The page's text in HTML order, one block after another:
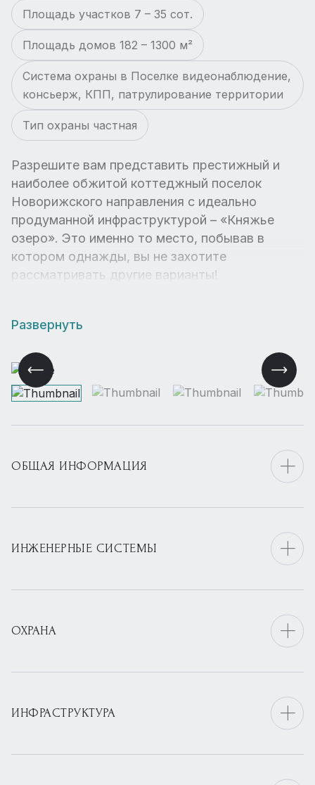
Площадь участков 7 – 35 сот.
Площадь домов 182 – 1300 м²
Система охраны в Поселке видеонаблюдение,
консьерж, КПП, патрулирование территории
Тип охраны частная
Разрешите вам представить престижный и
наиболее обжитой коттеджный поселок
Новорижского направления с идеально
продуманной инфраструктурой – «Княжье
озеро». Это именно то место, побывав в
котором однажды, вы не захотите
рассматривать другие варианты!
Развернуть
ОБЩАЯ ИНФОРМАЦИЯ
ИНЖЕНЕРНЫЕ СИСТЕМЫ
ОХРАНА
ИНФРАСТРУКТУРА